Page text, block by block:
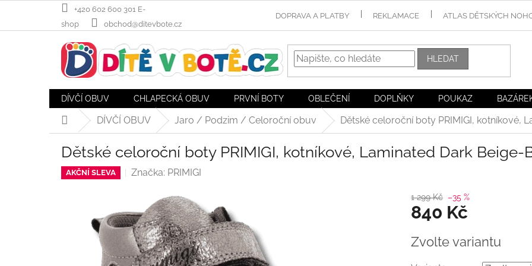
obsah
+420 602 600 301 E-
shop
obchod@ditevbote.cz
DOPRAVA A PLATBY REKLAMACE ATLAS DĚTSKÝCH
HLEDAT
DÍVČÍ OBUV CHLAPECKÁ OBUV PRVNÍ BOTY OBLEČENÍ DOPLŇKY POUKAZ
DomůDÍVČÍ OBUV Jaro / Podzim / Celoroční obuv Dětské celoroční boty PRIMIGI, kotníkové,
Dětské celoroční boty PRIMIGI, kotníkové, Laminated Dark Beige-
AKČNÍ SLEVA Značka: PRIMIGI
1 299 Kč –35 %
840 Kč
cena:
Zvolte variantu